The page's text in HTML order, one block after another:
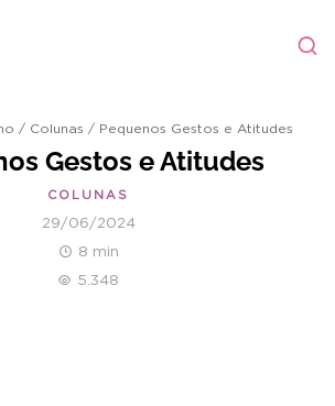
/ Colunas / Pequenos Gestos e Atitudes
Gestos e Atitudes
COLUNAS
29/06/2024
8 min
5.348